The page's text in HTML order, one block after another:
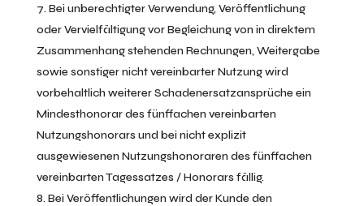
Bei unberechtigter Verwendung, Veröffentlichung
oder Vervielfältigung vor Begleichung von in direktem
Zusammenhang stehenden Rechnungen, Weitergabe
sowie sonstiger nicht vereinbarter Nutzung wird
vorbehaltlich weiterer Schadenersatzansprüche ein
Mindesthonorar des fünffachen vereinbarten
Nutzungshonorars und bei nicht explizit
ausgewiesenen Nutzungshonoraren des fünffachen
vereinbarten Tagessatzes / Honorars fällig.
Bei Veröffentlichungen wird der Kunde den